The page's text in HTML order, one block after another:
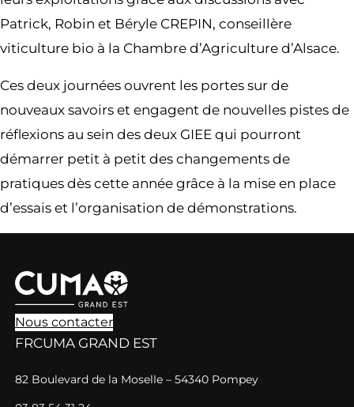
Patrick, Robin et Béryle CREPIN, conseillère
viticulture bio à la Chambre d’Agriculture d’Alsace.
Ces deux journées ouvrent les portes sur de
nouveaux savoirs et engagent de nouvelles pistes de
réflexions au sein des deux GIEE qui pourront
démarrer petit à petit des changements de
pratiques dès cette année grâce à la mise en place
d’essais et l’organisation de démonstrations.
Nous contacter
FRCUMA GRAND EST
82 Boulevard de la Moselle – 54340 Pompey